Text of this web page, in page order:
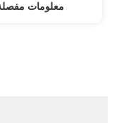
معلومات مفصلة